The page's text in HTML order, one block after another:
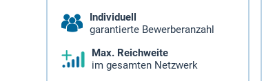
Individuell
garantierte Bewerberanzahl
Max. Reichweite
im gesamten Netzwerk